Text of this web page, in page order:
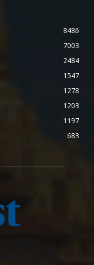
8486
7003
2484
1547
1278
1203
1197
683